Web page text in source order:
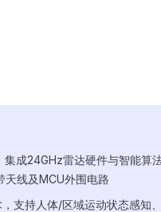
成24GHz雷达硬件与智能算
天线及MCU外围电路
支持人体/区域运动状态感知